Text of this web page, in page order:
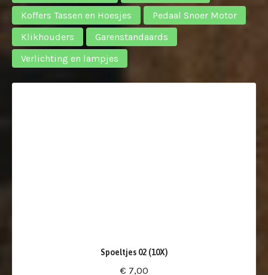
Koffers Tassen en Hoesjes
Pedaal Snoer Motor
Klikhouders
Garenstandaards
Verlichting en lampjes
Spoeltjes 02 (10X)
€ 7,00